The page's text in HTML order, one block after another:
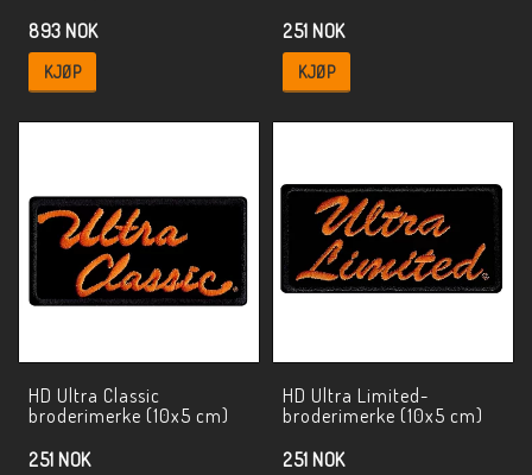
893 NOK
KJØP
251 NOK
KJØP
HD Ultra Classic
broderimerke (10x5 cm)
251 NOK
HD Ultra Limited-
broderimerke (10x5 cm)
251 NOK